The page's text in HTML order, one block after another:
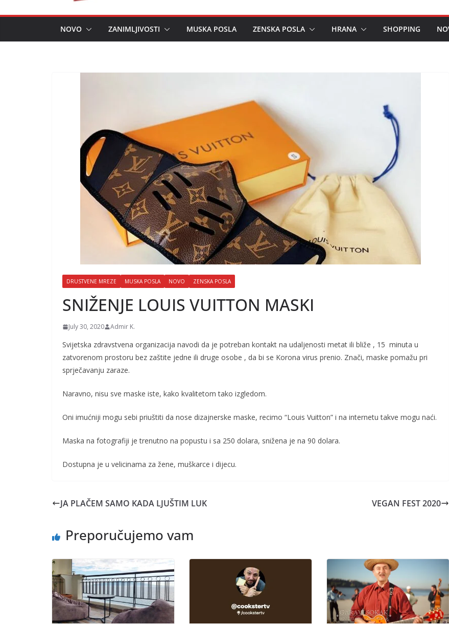
NOVO ZANIMLJIVOSTI MUSKA POSLA ZENSKA POSLA HRANA SHOPPING
DRUSTVENE MREZE MUSKA POSLA NOVO ZENSKA POSLA
SNIŽENJE LOUIS VUITTON MASKI
July 30, 2020 Admir K.
Svijetska zdravstvena organizacija navodi da je potreban kontakt na udaljenosti metat ili bliže , 15 minuta u
zatvorenom prostoru bez zaštite jedne ili druge osobe , da bi se Korona virus prenio. Znači, maske pomažu pri
sprječavanju zaraze.
Naravno, nisu sve maske iste, kako kvalitetom tako izgledom.
Oni imućniji mogu sebi priuštiti da nose dizajnerske maske, recimo “Louis Vuitton” i na internetu takve mogu naći.
Maska na fotografiji je trenutno na popustu i sa 250 dolara, snižena je na 90 dolara.
Dostupna je u velicinama za žene, muškarce i dijecu.
JA PLAČEM SAMO KADA LJUŠTIM LUK VEGAN FEST 2020
Preporučujemo vam